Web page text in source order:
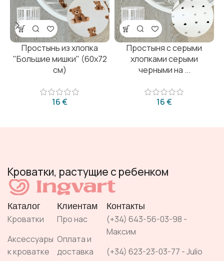
Простынь из хлопка
"Большие мишки" (60х72
см)
€
Простыня с серыми
хлопками серыми
черными на ...
€
Кроватки, растущие с ребенком
Каталог
Кроватки
Аксессуары
к кроватке
Клиентам
Про нас
Оплата и
доставка
Контакты
(+34) 643-56-03-98 -
Максим
(+34) 623-23-03-77 - Julio